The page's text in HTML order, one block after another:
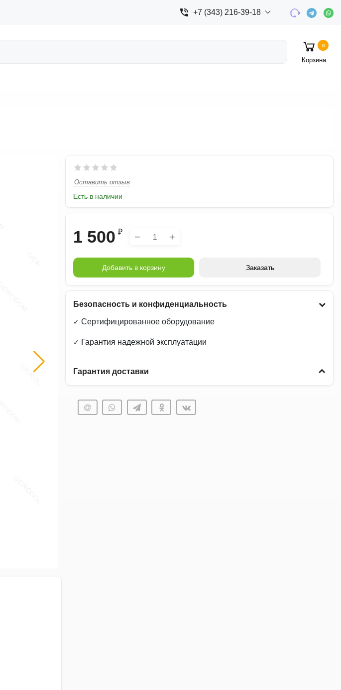
+7 (343) 216-39-18
Корзина
0
Оставить отзыв
Есть в наличии
1 500 ₽ − +
Добавить в корзину Заказать
Безопасность и конфиденциальность
✓ Сертифицированное оборудование
✓ Гарантия надежной эксплуатации
Гарантия доставки